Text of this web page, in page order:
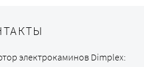
электрокаминов Dimplex: